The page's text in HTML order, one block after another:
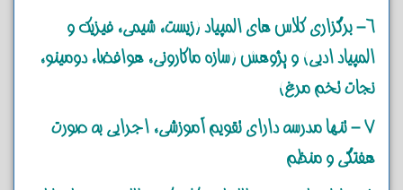
6- برگزاری کلاس های المپیاد (زیست، شیمی، فیزیک و
المپیاد ادبی) و پژوهش (سازه ماکارونی، هوافضا، دومینو،
نجات تخم مرغ)
7 - تنها مدرسه دارای تقویم آموزشی، اجرایی به صورت
هفتگی و منظم